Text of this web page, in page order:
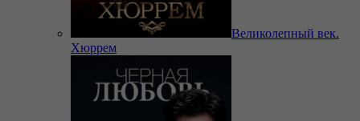
Великолепный век.
Хюррем